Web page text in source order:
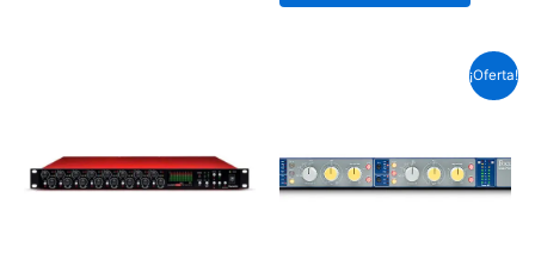
¡Oferta!
S/.4,043.4.
S/.3,971.0.